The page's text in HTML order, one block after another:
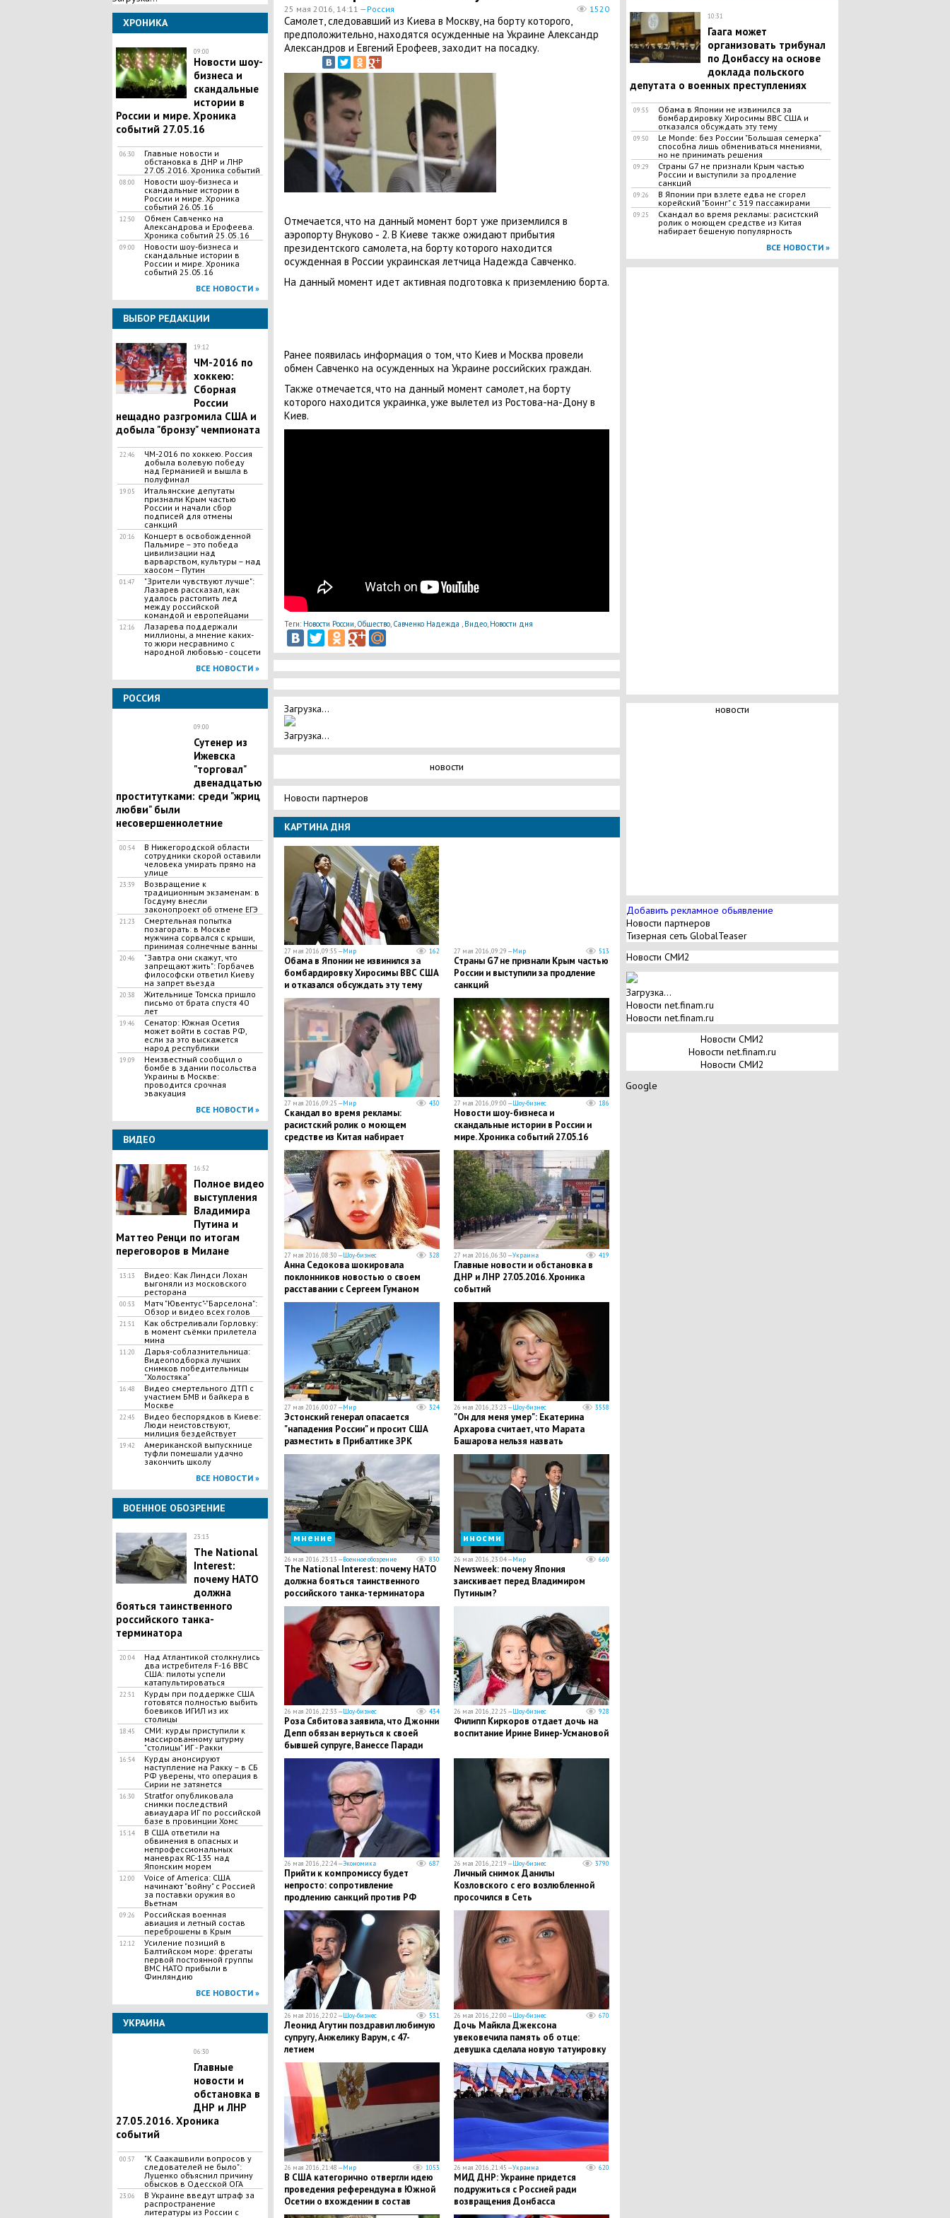
ХРОНИКА
09:00
Новости шоу-
бизнеса и
скандальные
истории в
России и мире. Хроника
событий 27.05.16
06:30
Главные новости и
обстановка в ДНР и ЛНР
27.05.2016. Хроника событий
08:00
Новости шоу-бизнеса и
скандальные истории в
России и мире. Хроника
событий 26.05.16
12:50
Обмен Савченко на
Александрова и Ерофеева.
Хроника событий 25.05.16
09:00
Новости шоу-бизнеса и
скандальные истории в
России и мире. Хроника
событий 25.05.16
ВСЕ НОВОСТИ »
ВЫБОР РЕДАКЦИИ
19:12
ЧМ-2016 по
хоккею:
Сборная
России
нещадно разгромила США и
добыла "бронзу" чемпионата
22:46
ЧМ-2016 по хоккею. Россия
добыла волевую победу
над Германией и вышла в
полуфинал
19:05
Итальянские депутаты
признали Крым частью
России и начали сбор
подписей для отмены
санкций
20:16
Концерт в освобожденной
Пальмире – это победа
цивилизации над
варварством, культуры – над
хаосом – Путин
01:47
"Зрители чувствуют лучше":
Лазарев рассказал, как
удалось растопить лед
между российской
командой и европейцами
12:16
Лазарева поддержали
миллионы, а мнение каких-
то жюри несравнимо с
народной любовью - соцсети
ВСЕ НОВОСТИ »
РОССИЯ
09:00
Сутенер из
Ижевска
"торговал"
двенадцатью
проститутками: среди "жриц
любви" были
несовершеннолетние
00:54
В Нижегородской области
сотрудники скорой оставили
человека умирать прямо на
улице
23:39
Возвращение к
традиционным экзаменам: в
Госдуму внесли
законопроект об отмене ЕГЭ
21:23
Смертельная попытка
позагорать: в Москве
мужчина сорвался с крыши,
принимая солнечные ванны
20:46
"Завтра они скажут, что
запрещают жить": Горбачев
философски ответил Киеву
на запрет въезда
20:38
Жительнице Томска пришло
письмо от брата спустя 40
лет
19:46
Сенатор: Южная Осетия
может войти в состав РФ,
если за это выскажется
народ республики
19:09
Неизвестный сообщил о
бомбе в здании посольства
Украины в Москве:
проводится срочная
эвакуация
ВСЕ НОВОСТИ »
ВИДЕО
16:52
Полное видео
выступления
Владимира
Путина и
Маттео Ренци по итогам
переговоров в Милане
13:13
Видео: Как Линдси Лохан
выгоняли из московского
ресторана
00:53
Матч "Ювентус"-"Барселона":
Обзор и видео всех голов
21:51
Как обстреливали Горловку:
в момент съёмки прилетела
мина
11:20
Дарья-соблазнительница:
Видеоподборка лучших
снимков победительницы
"Холостяка"
16:48
Видео смертельного ДТП с
участием БМВ и байкера в
Москве
22:45
Видео беспорядков в Киеве:
Люди неистовствуют,
милиция бездействует
19:42
Американской выпускнице
туфли помешали удачно
закончить школу
ВСЕ НОВОСТИ »
ВОЕННОЕ ОБОЗРЕНИЕ
23:13
The National
Interest:
почему НАТО
должна
бояться таинственного
российского танка-
терминатора
20:04
Над Атлантикой столкнулись
два истребителя F-16 ВВС
США: пилоты успели
катапультироваться
22:51
Курды при поддержке США
готовятся полностью выбить
боевиков ИГИЛ из их
столицы
18:45
СМИ: курды приступили к
массированному штурму
"столицы" ИГ - Ракки
16:54
Курды анонсируют
наступление на Ракку – в СБ
РФ уверены, что операция в
Сирии не затянется
16:30
Stratfor опубликовала
снимки последствий
авиаудара ИГ по российской
базе в провинции Хомс
15:14
В США ответили на
обвинения в опасных и
непрофессиональных
маневрах RC-135 над
Японским морем
12:00
Voice of America: США
начинают "войну" с Россией
за поставки оружия во
Вьетнам
09:26
Российская военная
авиация и летный состав
переброшены в Крым
12:12
Усиление позиций в
Балтийском море: фрегаты
первой постоянной группы
ВМС НАТО прибыли в
Финляндию
ВСЕ НОВОСТИ »
УКРАИНА
06:30
Главные
новости и
обстановка в
ДНР и ЛНР
27.05.2016. Хроника
событий
00:57
"К Саакашвили вопросов у
следователей не было":
Луценко объяснил причину
обысков в Одесской ОГА
23:06
В Украине введут штраф за
распространение
литературы из России с
25 мая 2016, 14:11 —Россия 1520
​Самолет, следовавший из Киева в Москву, на борту которого,
предположительно, находятся осужденные на Украине Александр
Александров и Евгений Ерофеев, заходит на посадку.
Отмечается, что на данный момент борт уже приземлился в
аэропорту Внуково - 2. В Киеве также ожидают прибытия
президентского самолета, на борту которого находится
осужденная в России украинская летчица Надежда Савченко.
На данный момент идет активная подготовка к приземлению борта.
Ранее появилась информация о том, что Киев и Москва провели
обмен Савченко на осужденных на Украине российских граждан.
Также отмечается, что на данный момент самолет, на борту
которого находится украинка, уже вылетел из Ростова-на-Дону в
Киев.
Теги: Новости России, Общество, Савченко Надежда , Видео, Новости дня
Загрузка...
Загрузка...
новости
Новости партнеров
КАРТИНА ДНЯ
27 мая 2016, 09:55 —Мир 162
Обама в Японии не извинился за
бомбардировку Хиросимы ВВС США
и отказался обсуждать эту тему
27 мая 2016, 09:29 —Мир 513
Страны G7 не признали Крым частью
России и выступили за продление
санкций
27 мая 2016, 09:25 —Мир 430
Скандал во время рекламы:
расистский ролик о моющем
средстве из Китая набирает
бешеную популярность
27 мая 2016, 09:00 —Шоу-бизнес 186
Новости шоу-бизнеса и
скандальные истории в России и
мире. Хроника событий 27.05.16
27 мая 2016, 08:30 —Шоу-бизнес 328
Анна Седокова шокировала
поклонников новостью о своем
расставании с Сергеем Гуманом
27 мая 2016, 06:30 —Украина 419
Главные новости и обстановка в
ДНР и ЛНР 27.05.2016. Хроника
событий
27 мая 2016, 00:07 —Мир 324
Эстонский генерал опасается
"нападения России" и просит США
разместить в Прибалтике ЗРК
Patriot
26 мая 2016, 23:23 —Шоу-бизнес 3558
"Он для меня умер": Екатерина
Архарова считает, что Марата
Башарова нельзя назвать
человеком
мнение
26 мая 2016, 23:13 —Военное обозрение 830
The National Interest: почему НАТО
должна бояться таинственного
российского танка-терминатора
иносми
26 мая 2016, 23:04 —Мир 660
Newsweek: почему Япония
заискивает перед Владимиром
Путиным?
26 мая 2016, 22:33 —Шоу-бизнес 434
Роза Сябитова заявила, что Джонни
Депп обязан вернуться к своей
бывшей супруге, Ванессе Паради
26 мая 2016, 22:25 —Шоу-бизнес 928
Филипп Киркоров отдает дочь на
воспитание Ирине Винер-Усмановой
26 мая 2016, 22:24 —Экономика 687
Прийти к компромиссу будет
непросто: сопротивление
продлению санкций против РФ
растет – МИД Германии
26 мая 2016, 22:19 —Шоу-бизнес 3790
Личный снимок Данилы
Козловского с его возлюбленной
просочился в Сеть
26 мая 2016, 22:02 —Шоу-бизнес 531
Леонид Агутин поздравил любимую
супругу, Анжелику Варум, с 47-
летием
26 мая 2016, 22:00 —Шоу-бизнес 670
Дочь Майкла Джексона
увековечила память об отце:
девушка сделала новую татуировку
26 мая 2016, 21:48 —Мир 1053
В США категорично отвергли идею
проведения референдума в Южной
Осетии о вхождении в состав
России
26 мая 2016, 21:45 —Украина 620
МИД ДНР: Украине придется
подружиться с Россией ради
возвращения Донбасса
10:31
Гаага может
организовать трибунал
по Донбассу на основе
доклада польского
депутата о военных преступлениях
09:55
Обама в Японии не извинился за
бомбардировку Хиросимы ВВС США и
отказался обсуждать эту тему
09:50
Le Monde: без России "Большая семерка"
способна лишь обмениваться мнениями,
но не принимать решения
09:29
Страны G7 не признали Крым частью
России и выступили за продление
санкций
09:26
В Японии при взлете едва не сгорел
корейский "Боинг" с 319 пассажирами
09:25
Скандал во время рекламы: расистский
ролик о моющем средстве из Китая
набирает бешеную популярность
ВСЕ НОВОСТИ »
новости
Добавить рекламное обьявление
Новости партнеров
Тизерная сеть GlobalTeaser
Новости СМИ2
Загрузка...
Новости net.finam.ru
Новости net.finam.ru
Новости СМИ2
Новости net.finam.ru
Новости СМИ2
Google